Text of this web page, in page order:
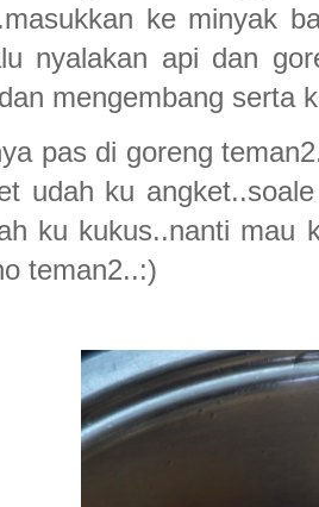
ke minyak
nyalakan api dan
mengembang serta
pas di goreng
udah ku
ku kukus..nanti mau
teman2..:)